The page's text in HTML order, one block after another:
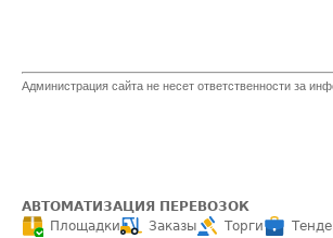
Администрация сайта не несет ответственности за
АВТОМАТИЗАЦИЯ ПЕРЕВОЗОК
Площадки
Заказы Торги